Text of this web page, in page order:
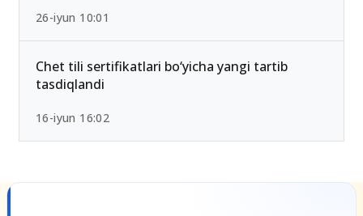
2026-yilda eng past ball bilan kirsa bo‘ladigan
OTMlar ro‘yxati
26-iyun 10:01
Chet tili sertifikatlari bo‘yicha yangi tartib
tasdiqlandi